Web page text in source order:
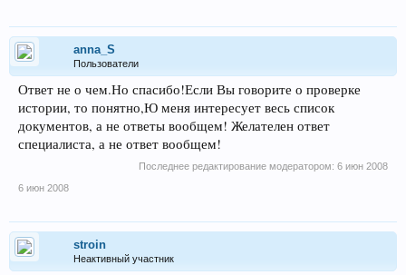
anna_S
Пользователи
Ответ не о чем.Но спасибо!Если Вы говорите о проверке
истории, то понятно,Ю меня интересует весь список
документов, а не ответы вообщем! Желателен ответ
специалиста, а не ответ вообщем!
Последнее редактирование модератором: 6 июн 2008
6 июн 2008
stroin
Неактивный участник